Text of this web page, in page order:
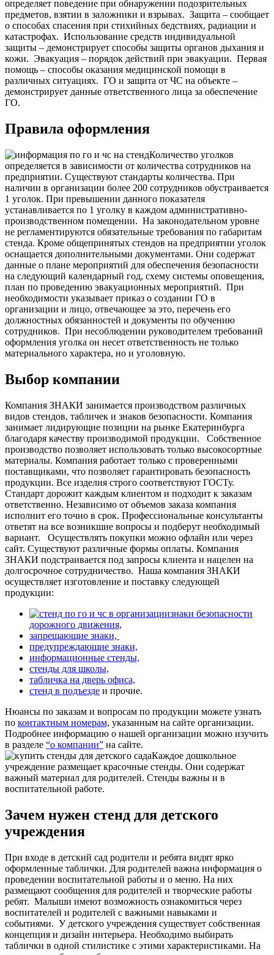
определяет поведение при обнаружении подозрительных
предметов, взятии в заложники и взрывах. Защита – сообщает
о способах спасения при стихийных бедствиях, радиации и
катастрофах. Использование средств индивидуальной
защиты – демонстрирует способы защиты органов дыхания и
кожи. Эвакуация – порядок действий при эвакуации. Первая
помощь – способы оказания медицинской помощи в
различных ситуациях. ГО и защита от ЧС на объекте –
демонстрирует данные ответственного лица за обеспечение
ГО.
Правила оформления
Количество уголков
определяется в зависимости от количества сотрудников на
предприятии. Существуют стандарты количества. При
наличии в организации более 200 сотрудников обустраивается
1 уголок. При превышении данного показателя
устанавливается по 1 уголку в каждом административно-
производственном помещении. На законодательном уровне
не регламентируются обязательные требования по габаритам
стенда. Кроме общепринятых стендов на предприятии уголок
оснащается дополнительными документами. Они содержат
данные о плане мероприятий для обеспечения безопасности
на следующий календарный год, схему системы оповещения,
план по проведению эвакуационных мероприятий. При
необходимости указывает приказ о создании ГО в
организации и лицо, отвечающее за это, перечень его
должностных обязанностей и документы по обучению
сотрудников. При несоблюдении руководителем требований
оформления уголка он несет ответственность не только
материального характера, но и уголовную.
Выбор компании
Компания ЗНАКИ занимается производством различных
видов стендов, табличек и знаков безопасности. Компания
занимает лидирующие позиции на рынке Екатеринбурга
благодаря качеству производимой продукции.
Собственное
производство позволяет использовать только высокосортные
материалы. Компания работает только с проверенными
поставщиками, что позволяет гарантировать безопасность
продукции. Все изделия строго соответствуют ГОСТу.
Стандарт дорожит каждым клиентом и подходит к заказам
ответственно. Независимо от объемов заказа компания
исполнит его точно в срок. Профессиональные консультанты
ответят на все возникшие вопросы и подберут необходимый
вариант.
Осуществлять покупки можно офлайн или через
сайт. Существуют различные формы оплаты. Компания
ЗНАКИ подстраивается под запросы клиента и нацелен на
долгосрочное сотрудничество. Наша компания ЗНАКИ
осуществляет изготовление и поставку следующей
продукции:
знаки безопасности
дорожного движения,
запрещающие знаки,
предупреждающие знаки,
информационные стенды,
стенды для школы,
табличка на дверь офиса,
стенд в подъезде и прочие.
Нюансы по заказам и вопросам по продукции можете узнать
по контактным номерам, указанным на сайте организации.
Подробнее информацию о нашей организации можно изучить
в разделе “о компании” на сайте.
Каждое дошкольное
учреждение размещает красочные стенды. Они содержат
важный материал для родителей. Стенды важны и в
воспитательной работе.
Зачем нужен стенд для детского
учреждения
При входе в детский сад родители и ребята видят ярко
оформленные таблички. Для родителей важна информация о
проведении воспитательной работы и о меню. На них
размещают сообщения для родителей и творческие работы
ребят. Малыши имеют возможность ознакомиться через
воспитателей и родителей с важными навыками и
событиями. У детского учреждения существует собственная
концепция и дизайн интерьера. Необходимо выбирать
таблички в одной стилистике с этими характеристиками. На